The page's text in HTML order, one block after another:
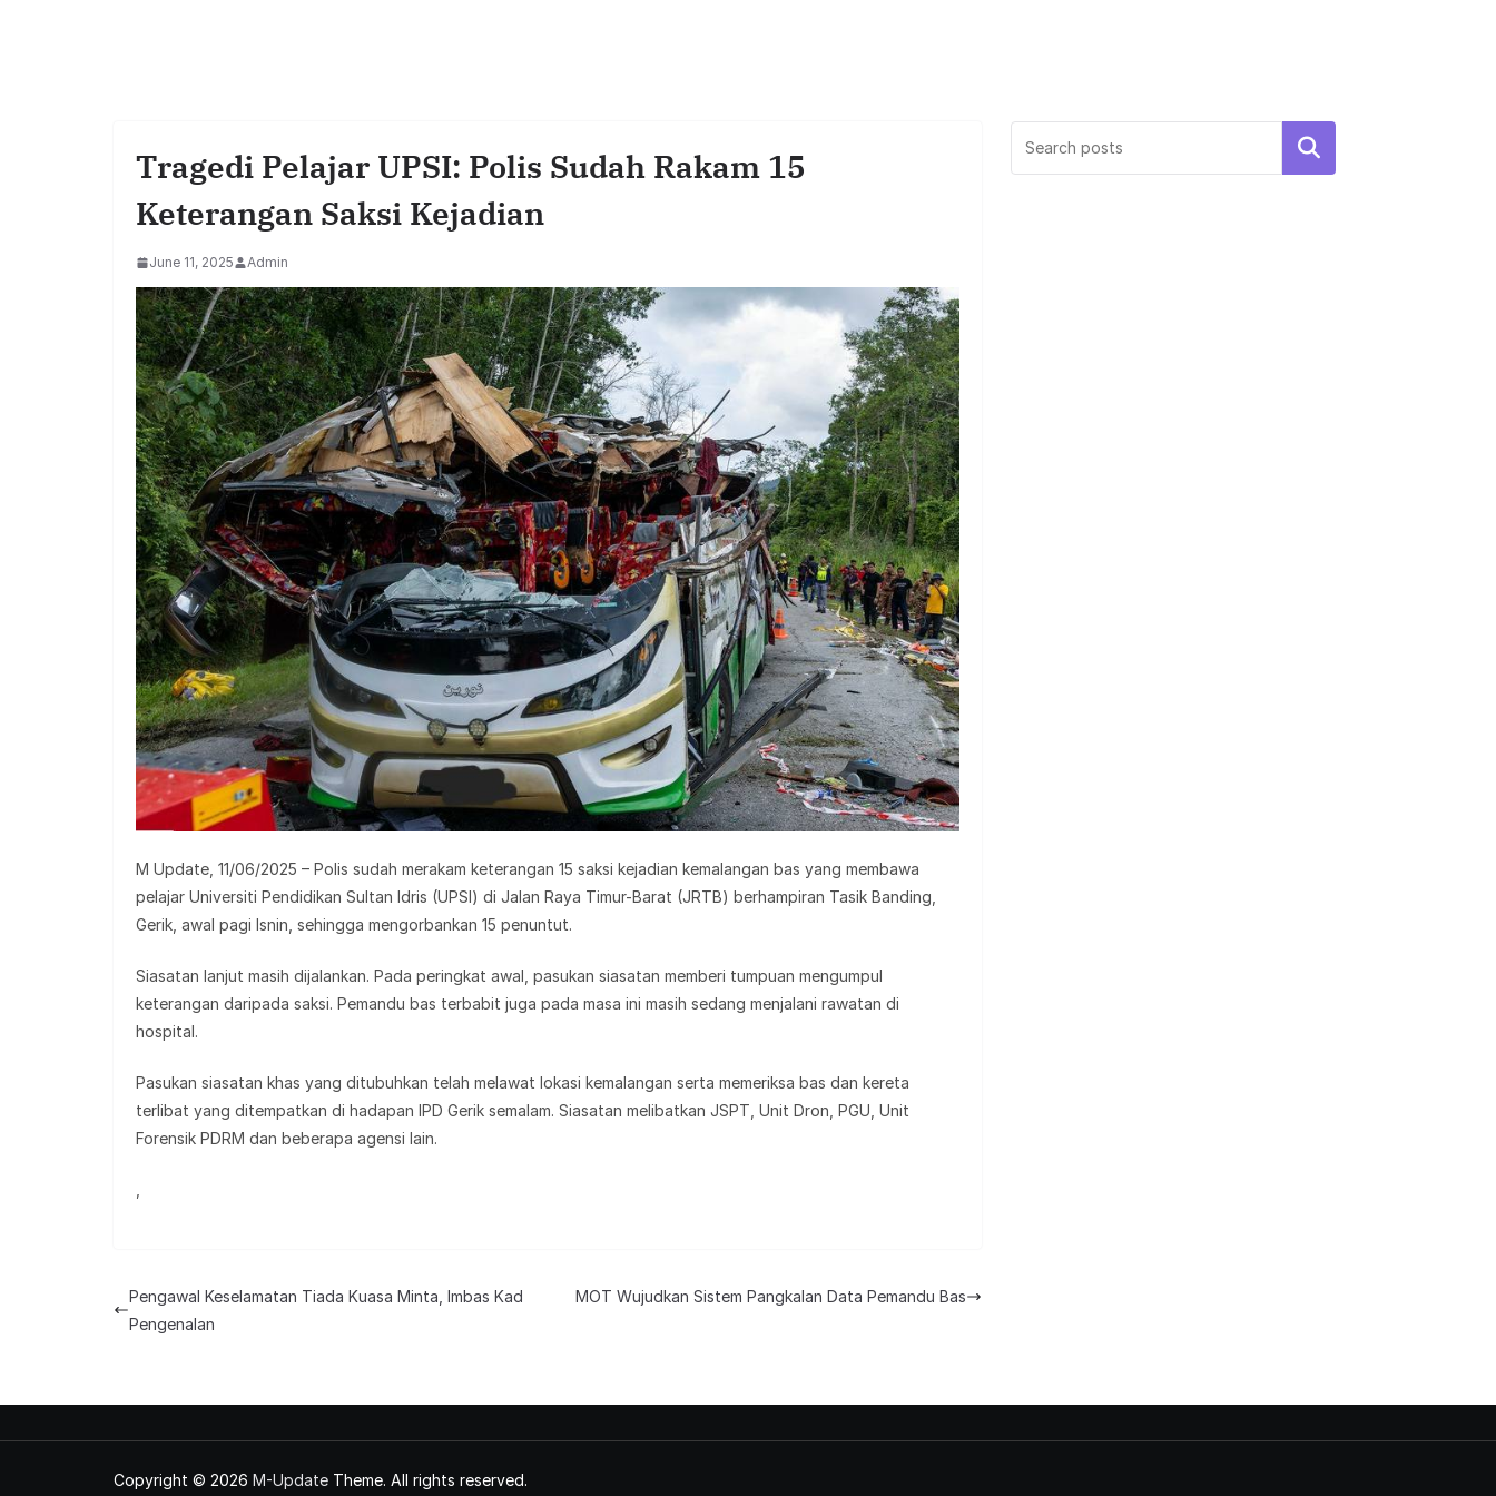
Tragedi Pelajar UPSI: Polis Sudah Rakam 15
Keterangan Saksi Kejadian
June 11, 2025 Admin
M Update, 11/06/2025 – Polis sudah merakam keterangan 15 saksi kejadian kemalangan bas yang membawa
pelajar Universiti Pendidikan Sultan Idris (UPSI) di Jalan Raya Timur-Barat (JRTB) berhampiran Tasik Banding,
Gerik, awal pagi Isnin, sehingga mengorbankan 15 penuntut.
Siasatan lanjut masih dijalankan. Pada peringkat awal, pasukan siasatan memberi tumpuan mengumpul
keterangan daripada saksi. Pemandu bas terbabit juga pada masa ini masih sedang menjalani rawatan di
hospital.
Pasukan siasatan khas yang ditubuhkan telah melawat lokasi kemalangan serta memeriksa bas dan kereta
terlibat yang ditempatkan di hadapan IPD Gerik semalam. Siasatan melibatkan JSPT, Unit Dron, PGU, Unit
Forensik PDRM dan beberapa agensi lain.
Pengawal Keselamatan Tiada Kuasa Minta, Imbas Kad
Pengenalan
MOT Wujudkan Sistem Pangkalan Data Pemandu Bas
Search
Copyright © 2026 M-Update Theme. All rights reserved.